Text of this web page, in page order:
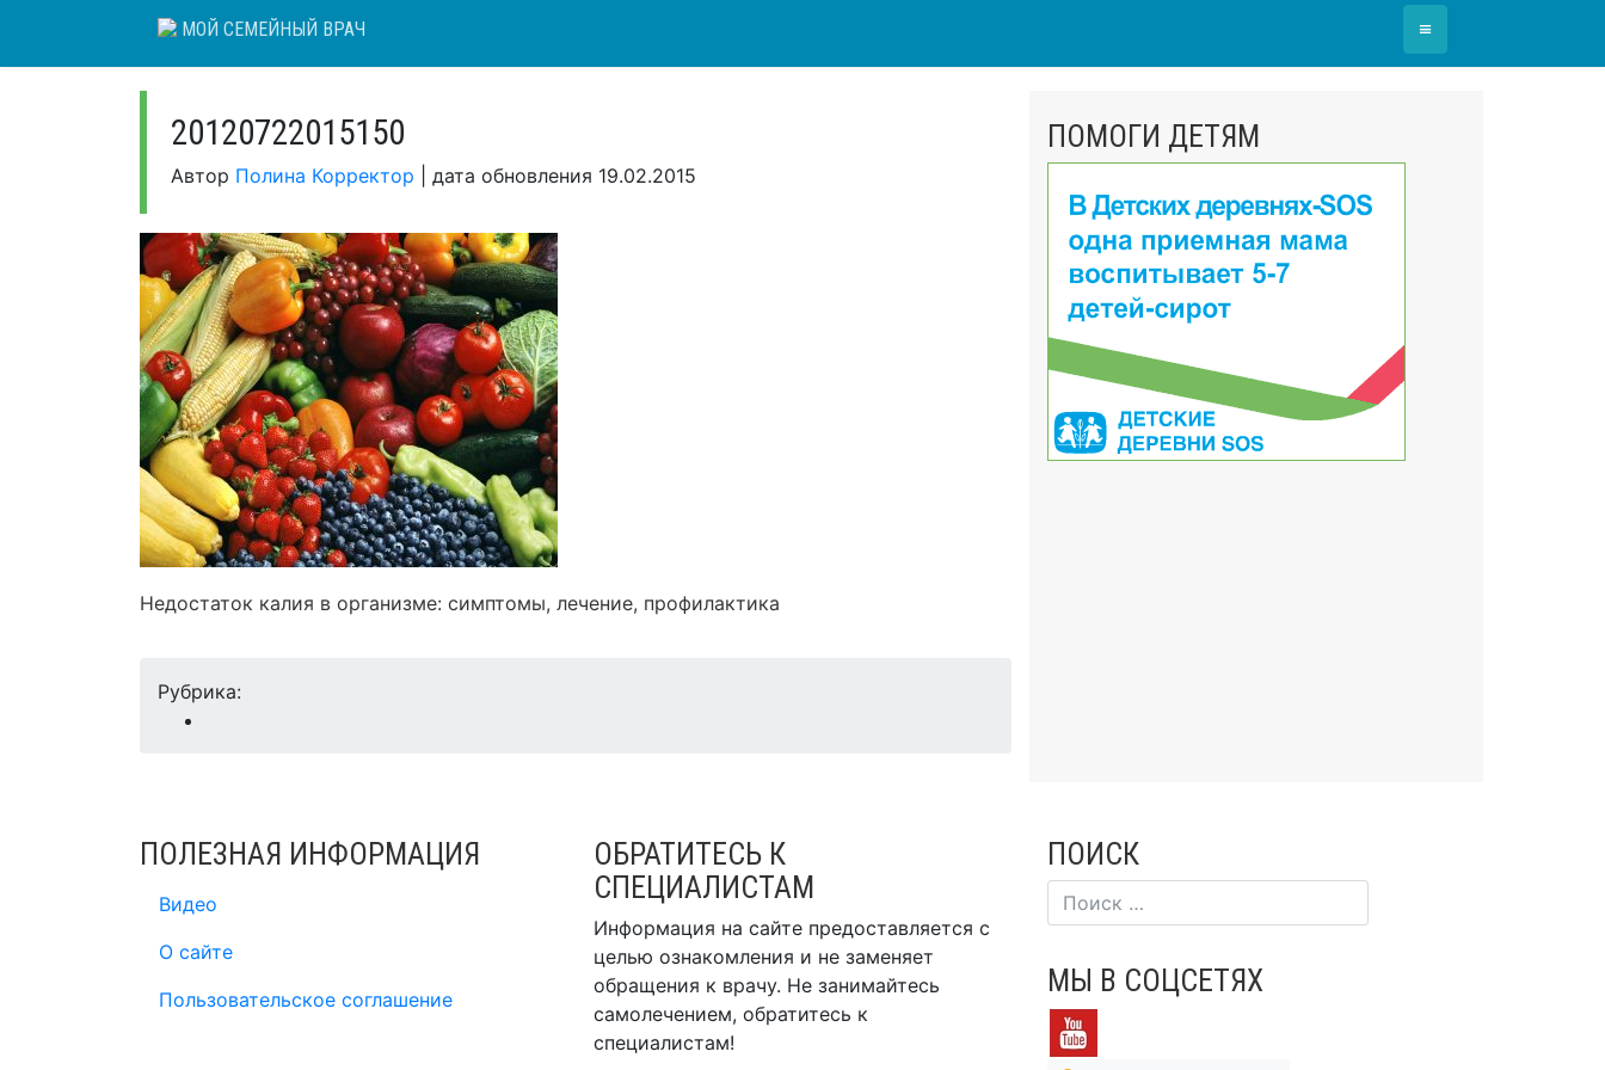
content
МОЙ СЕМЕЙНЫЙ ВРАЧ ≡
20120722015150
Автор Полина Корректор дата обновления 19.02.2015
Недостаток калия в организме: симптомы, лечение, профилактика
Рубрика:
ПОМОГИ ДЕТЯМ
ПОЛЕЗНАЯ ИНФОРМАЦИЯ
Видео
О сайте
Пользовательское соглашение
ОБРАТИТЕСЬ К
СПЕЦИАЛИСТАМ
Информация на сайте предоставляется с
целью ознакомления и не заменяет
обращения к врачу. Не занимайтесь
самолечением, обратитесь к
специалистам!
ПОИСК
МЫ В СОЦСЕТЯХ